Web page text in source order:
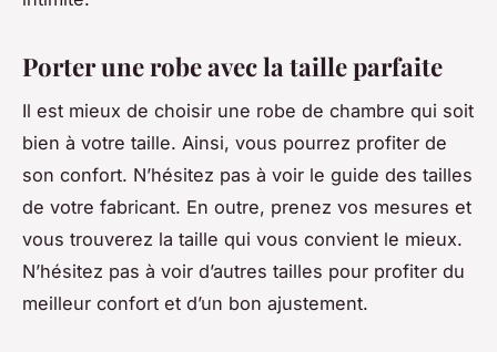
Porter une robe avec la taille parfaite
Il est mieux de choisir une robe de chambre qui soit
bien à votre taille. Ainsi, vous pourrez profiter de
son confort. N’hésitez pas à voir le guide des tailles
de votre fabricant. En outre, prenez vos mesures et
vous trouverez la taille qui vous convient le mieux.
N’hésitez pas à voir d’autres tailles pour profiter du
meilleur confort et d’un bon ajustement.